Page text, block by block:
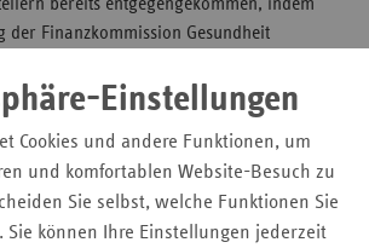
Einstellungen
Cookies und andere Funktionen, um
und komfortablen Website-Besuch zu
Sie selbst, welche Funktionen Sie
Sie können Ihre Einstellungen jederzeit
der Finanzkommission Gesundheit
von sieben Prozent auf 14
Wenn die Politik den Herstellern jetzt
macht sie sich
Standortpolitik ist Sache des Staates,
auch die Arbeitgeber der
Industrie von stabilen Beiträgen